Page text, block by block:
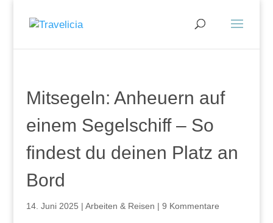
Mitsegeln: Anheuern auf
einem Segelschiff – So
findest du deinen Platz an
Bord
14. Juni 2025 | Arbeiten & Reisen | 9 Kommentare